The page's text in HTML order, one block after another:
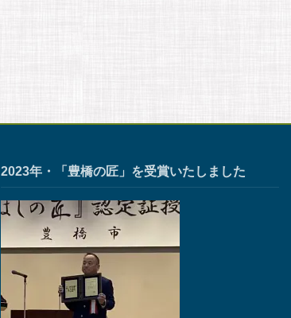
2023年・「豊橋の匠」を受賞いたしました